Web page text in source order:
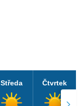
Středa Čtvrtek